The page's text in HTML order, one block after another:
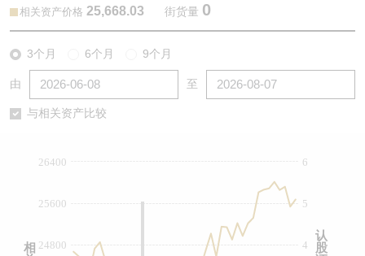
相关资产价格 25,668.03 街货量 0
3个月 6个月 9个月
由 至
与相关资产比较
4
5
6
24800
25600
26400
认
股
相
认股证/牛熊证日志
牛熊证到期结算价查找
中资ETFs溢价比较